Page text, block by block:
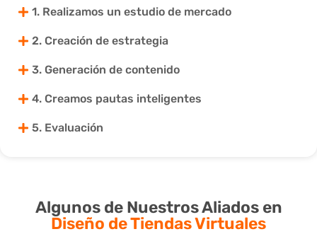
1. Realizamos un estudio de mercado
2. Creación de estrategia
3. Generación de contenido
4. Creamos pautas inteligentes
5. Evaluación
Algunos de Nuestros Aliados en
Diseño de Tiendas Virtuales